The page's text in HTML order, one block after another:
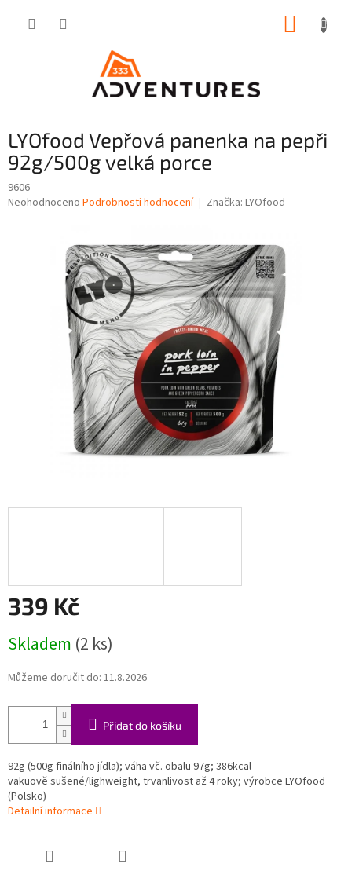
LYOfood Vepřová panenka na pepři
92g/500g velká porce
9606
Průměrné
Neohodnoceno Podrobnosti hodnocení Značka: LYOfood
339 Kč
cena:
Skladem (2 ks)
Můžeme doručit do: 11.8.2026
Přidat do košíku
92g (500g finálního jídla); váha vč. obalu 97g; 386kcal
vakuově sušené/lighweight, trvanlivost až 4 roky; výrobce LYOfood
(Polsko)
Detailní informace